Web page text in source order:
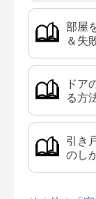
部屋
＆失
ドア
る方
引き
のし